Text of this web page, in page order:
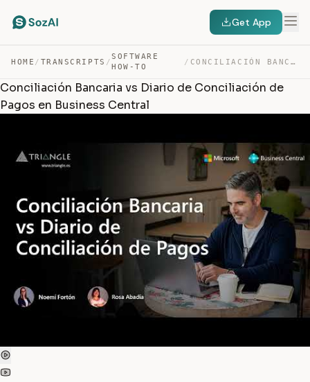
Get App
HOME / TRANSCRIPTS /
SOFTWARE
HOW-TO
/ CONCILIACIÓN BANCARIA VS DIARIO DE CONCILIACIÓN DE PAGO… — TRANSCRIPT
Conciliación Bancaria vs Diario de Conciliación de
Pagos en Business Central